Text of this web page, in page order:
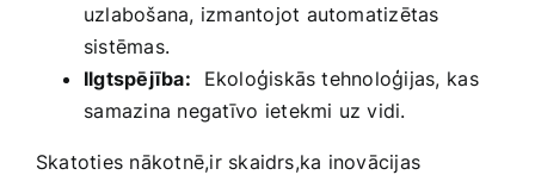
uzlabošana, izmantojot ‌automatizētas
sistēmas.
Ilgtspējība: ⁢ Ekoloģiskās tehnoloģijas, ⁢kas
⁣samazina negatīvo⁢ ietekmi uz vidi.
Skatoties​ nākotnē,ir skaidrs,ka inovācijas